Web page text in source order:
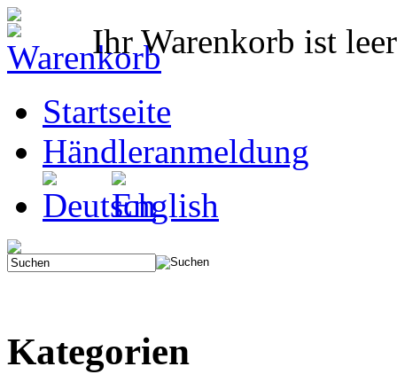
Ihr Warenkorb ist
Startseite
Händleranmeldung
Kategorien